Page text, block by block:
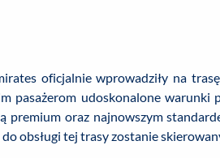
oficjalnie wprowadziły na
pasażerom udoskonalone
premium oraz najnowszym
obsługi tej trasy zostanie